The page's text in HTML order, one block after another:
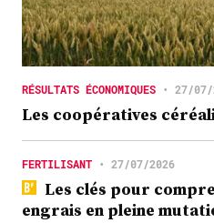
RÉSULTATS ÉCONOMIQUES • 27/07/
Les coopératives
FERTILISANT • 27/07/2026
Les clés pour
engrais en pleine